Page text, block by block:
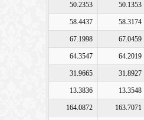
50.1353
50.2353
58.3174
58.4437
67.0459
67.1998
64.2019
64.3547
31.8927
31.9665
13.3548
13.3836
163.7071
164.0872